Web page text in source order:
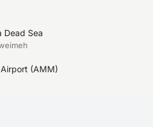
Dead Sea
(AMM)